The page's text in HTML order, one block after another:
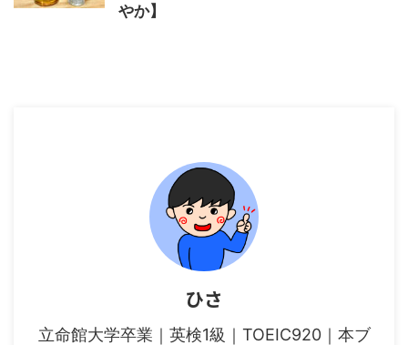
やか】
ひさ
立命館大学卒業｜英検1級｜TOEIC920｜本ブ